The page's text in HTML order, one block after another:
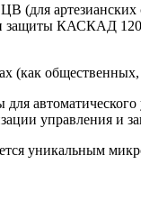
артезианских
защиты КАСКАД
(как
управления
уникальным